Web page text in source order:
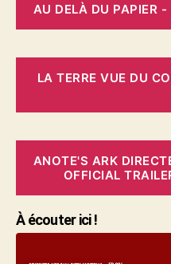
AU DELÀ DU PAPIER -
LA TERRE VUE DU
ANOTE'S ARK
OFFICIAL
À écouter ici !